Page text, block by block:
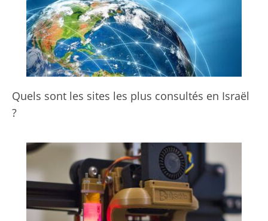
Quels sont les sites les plus consultés en Israël
?